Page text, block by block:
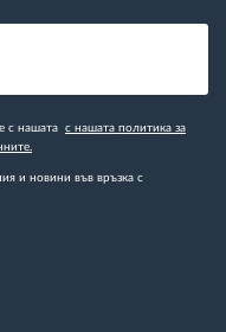
с нашата с нашата политика за
и новини във връзка с